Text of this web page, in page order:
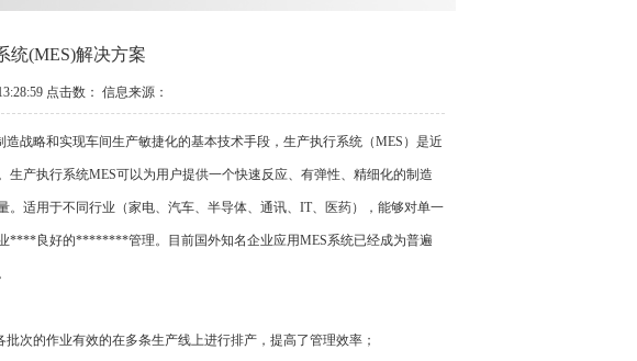
统(MES)解决方案
点击数： 信息来源：
战略和实现车间生产敏捷化的基本技术手段，生产执行系统（MES）是近
产执行系统MES可以为用户提供一个快速反应、有弹性、精细化的制造
适用于不同行业（家电、汽车、半导体、通讯、IT、医药），能够对单一
****良好的********管理。目前国外知名企业应用MES系统已经成为普遍
的作业有效的在多条生产线上进行排产，提高了管理效率；